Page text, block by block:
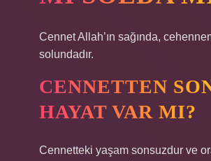
Cennet Allah’ın sağında,
solundadır.
CENNETTEN
HAYAT VAR MI?
Cennetteki yaşam sonsuzdur ve